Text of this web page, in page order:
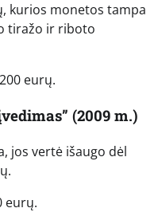
kurios monetos tampa
tiražo ir riboto
eurų.
(2009 m.)
jos vertė išaugo dėl
eurų.